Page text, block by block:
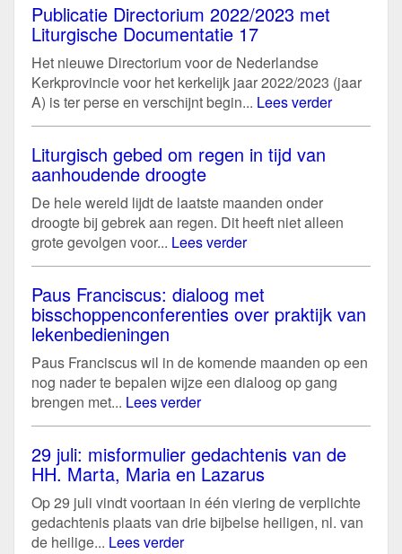
Publicatie Directorium 2022/2023 met
Liturgische Documentatie 17
Het nieuwe Directorium voor de Nederlandse
Kerkprovincie voor het kerkelijk jaar 2022/2023 (jaar
A) is ter perse en verschijnt begin... Lees verder
Liturgisch gebed om regen in tijd van
aanhoudende droogte
De hele wereld lijdt de laatste maanden onder
droogte bij gebrek aan regen. Dit heeft niet alleen
grote gevolgen voor... Lees verder
Paus Franciscus: dialoog met
bisschoppenconferenties over praktijk van
lekenbedieningen
Paus Franciscus wil in de komende maanden op een
nog nader te bepalen wijze een dialoog op gang
brengen met... Lees verder
29 juli: misformulier gedachtenis van de
HH. Marta, Maria en Lazarus
Op 29 juli vindt voortaan in één viering de verplichte
gedachtenis plaats van drie bijbelse heiligen, nl. van
de heilige... Lees verder